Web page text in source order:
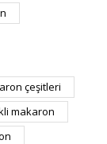
çeşitleri
makaron